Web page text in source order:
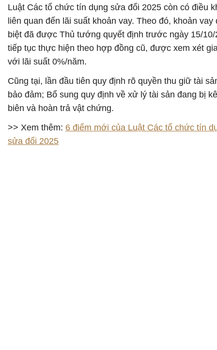
Luật Các tổ chức tín dụng sửa đổi 2025 còn có điều
liên quan đến lãi suất khoản vay. Theo đó, khoản vay
biệt đã được Thủ tướng quyết định trước ngày 15/10/
tiếp tục thực hiện theo hợp đồng cũ, được xem xét
với lãi suất 0%/năm.
Cũng tại, lần đầu tiên quy định rõ quyền thu giữ tài
bảo đảm; Bổ sung quy định về xử lý tài sản đang bị kê
biên và hoàn trả vật chứng.
>> Xem thêm: 6 điểm mới của Luật Các tổ chức tín
sửa đổi 2025